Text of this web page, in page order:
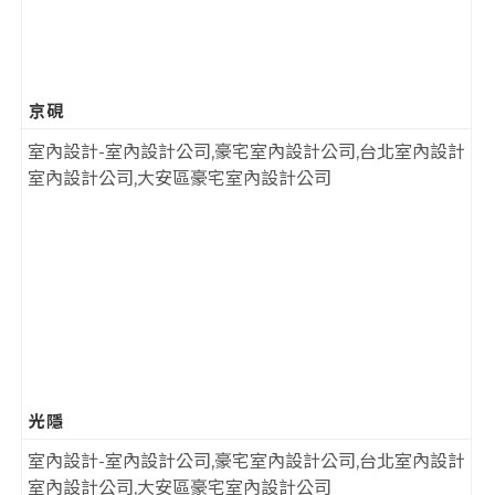
京硯
光隱